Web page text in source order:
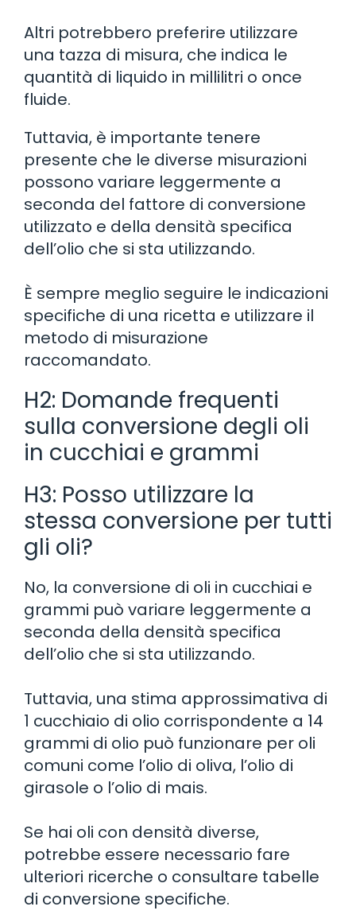
Altri potrebbero preferire utilizzare
una tazza di misura, che indica le
quantità di liquido in millilitri o once
fluide.
Tuttavia, è importante tenere
presente che le diverse misurazioni
possono variare leggermente a
seconda del fattore di conversione
utilizzato e della densità specifica
dell’olio che si sta utilizzando.
È sempre meglio seguire le indicazioni
specifiche di una ricetta e utilizzare il
metodo di misurazione
raccomandato.
H2: Domande frequenti
sulla conversione degli oli
in cucchiai e grammi
H3: Posso utilizzare la
stessa conversione per tutti
gli oli?
No, la conversione di oli in cucchiai e
grammi può variare leggermente a
seconda della densità specifica
dell’olio che si sta utilizzando.
Tuttavia, una stima approssimativa di
1 cucchiaio di olio corrispondente a 14
grammi di olio può funzionare per oli
comuni come l’olio di oliva, l’olio di
girasole o l’olio di mais.
Se hai oli con densità diverse,
potrebbe essere necessario fare
ulteriori ricerche o consultare tabelle
di conversione specifiche.